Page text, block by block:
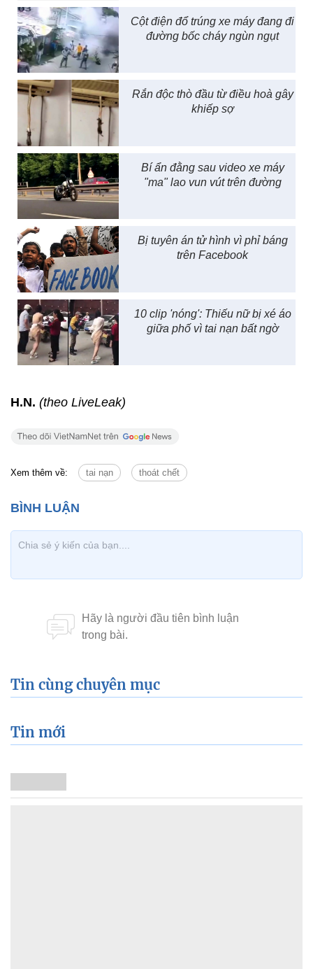
Cột điện đổ trúng xe máy đang đi
đường bốc cháy ngùn ngụt
Rắn độc thò đầu từ điều hoà gây
khiếp sợ
Bí ẩn đằng sau video xe máy
"ma" lao vun vút trên đường
Bị tuyên án tử hình vì phỉ báng
trên Facebook
10 clip 'nóng': Thiếu nữ bị xé áo
giữa phố vì tai nạn bất ngờ
H.N. (theo LiveLeak)
Xem thêm về: tai nạn thoát chết
Tin cùng chuyên mục
Tin mới